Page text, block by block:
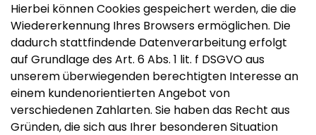
Hierbei können Cookies gespeichert werden, die die
Wiedererkennung Ihres Browsers ermöglichen. Die
dadurch stattfindende Datenverarbeitung erfolgt
auf Grundlage des Art. 6 Abs. 1 lit. f DSGVO aus
unserem überwiegenden berechtigten Interesse an
einem kundenorientierten Angebot von
verschiedenen Zahlarten. Sie haben das Recht aus
Gründen, die sich aus Ihrer besonderen Situation